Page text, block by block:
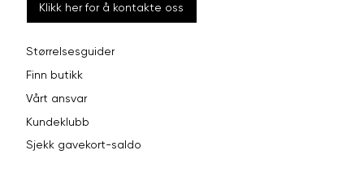
Klikk her for å kontakte oss
Størrelsesguider
Finn butikk
Vårt ansvar
Kundeklubb
Sjekk gavekort-saldo